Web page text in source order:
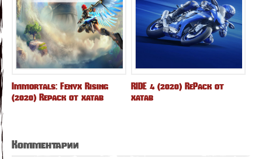
Immortals: Fenyx Rising
(2020) Repack от xatab
RIDE 4 (2020) RePack от
xatab
Комментарии